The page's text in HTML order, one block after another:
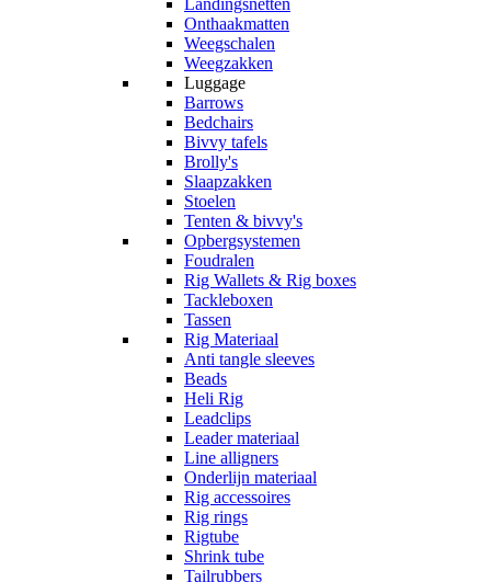
Landingsnetten
Onthaakmatten
Weegschalen
Weegzakken
Luggage
Barrows
Bedchairs
Bivvy tafels
Brolly's
Slaapzakken
Stoelen
Tenten & bivvy's
Opbergsystemen
Foudralen
Rig Wallets & Rig boxes
Tackleboxen
Tassen
Rig Materiaal
Anti tangle sleeves
Beads
Heli Rig
Leadclips
Leader materiaal
Line alligners
Onderlijn materiaal
Rig accessoires
Rig rings
Rigtube
Shrink tube
Tailrubbers